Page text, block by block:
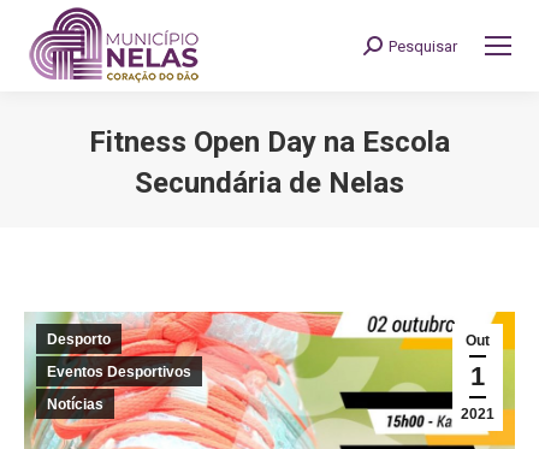
Search:
Pesquisar
Fitness Open Day na Escola
Secundária de Nelas
Out
1
2021
Desporto
Eventos Desportivos
Notícias